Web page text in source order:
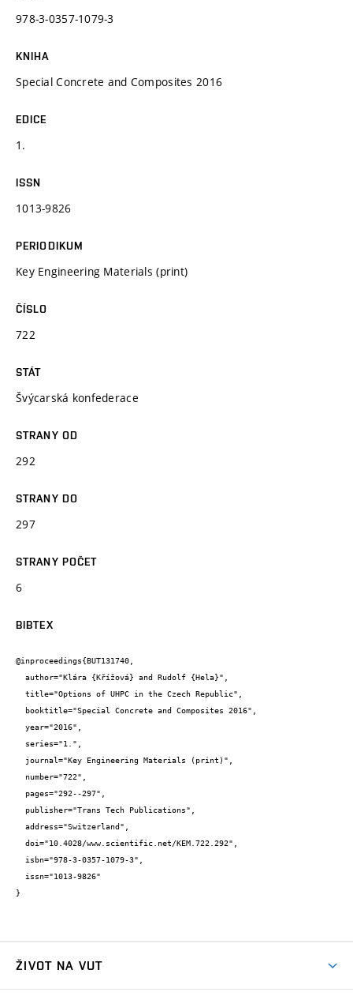
978-3-0357-1079-3
KNIHA
Special Concrete and Composites 2016
EDICE
1.
ISSN
1013-9826
PERIODIKUM
Key Engineering Materials (print)
ČÍSLO
722
STÁT
Švýcarská konfederace
STRANY OD
292
STRANY DO
297
STRANY POČET
6
BIBTEX
@inproceedings{BUT131740,
}
ŽIVOT NA VUT